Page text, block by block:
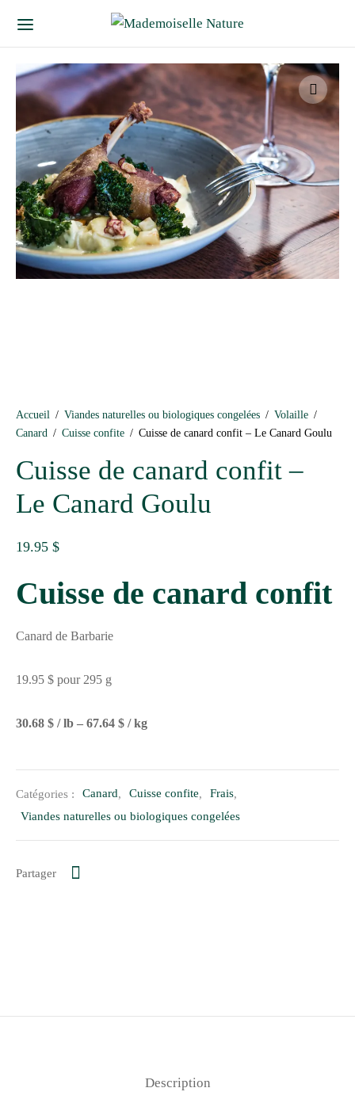
Accueil / Viandes naturelles ou biologiques congelées / Volaille /
Canard / Cuisse confite / Cuisse de canard confit – Le Canard Goulu
Cuisse de canard confit –
Le Canard Goulu
19.95 $
Cuisse de canard confit
Canard de Barbarie
19.95 $ pour 295 g
30.68 $ / lb – 67.64 $ / kg
Catégories : Canard Cuisse confite Frais
Viandes naturelles ou biologiques congelées
Partager
Description